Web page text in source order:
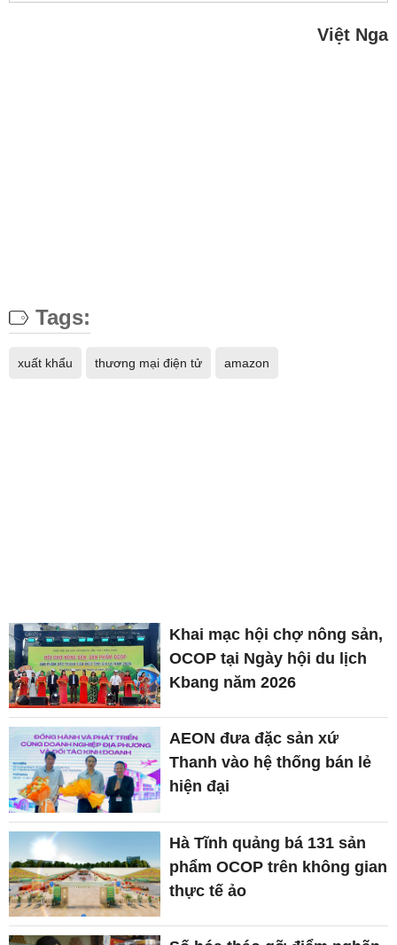
Việt Nga
Tags:
xuất khẩu thương mại điện tử amazon
Khai mạc hội chợ nông sản,
OCOP tại Ngày hội du lịch
Kbang năm 2026
AEON đưa đặc sản xứ
Thanh vào hệ thống bán lẻ
hiện đại
Hà Tĩnh quảng bá 131 sản
phẩm OCOP trên không gian
thực tế ảo